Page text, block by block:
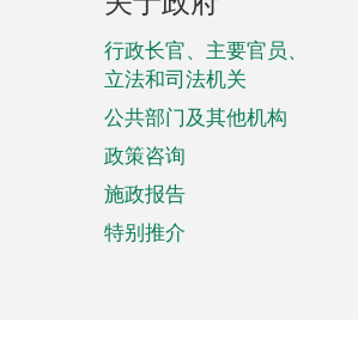
脚
菜
单
行政长官、主要官员、
立法和司法机关
公共部门及其他机构
政策咨询
施政报告
特别推介